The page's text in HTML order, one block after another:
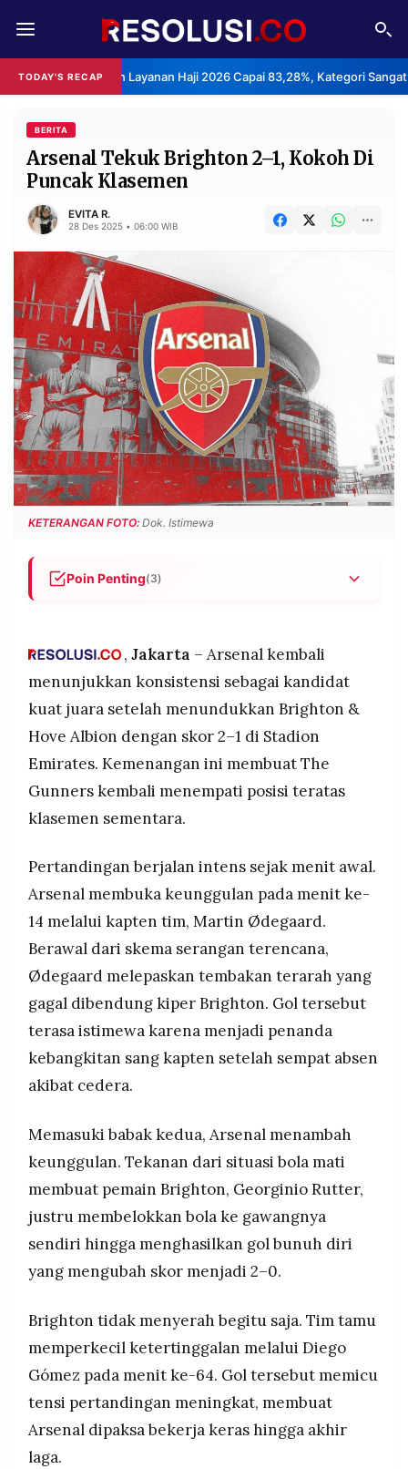
TODAY'S RECAPLayanan Haji 2026 Capai 83,28%, Kategori Sangat
REDAKSI TENTANG
RESOLUSI IKLAN
RUBRIKASI
EDITORIAL
DAERAH NASIONAL
MANCA SPORT
INFORMASI
PRIVACY
POLICY
BERITA
WARGA
INFORMASI
IKLAN
KIRIM
TULISAN
PENGADUAN TERM
OF
©
RESOLUSI
MEDIA
Resolusi.co
2026
PT.
RESOLUSI
MEDIA
BERITA
Arsenal Tekuk Brighton 2–1, Kokoh Di
Puncak Klasemen
EVITA R.
28 Des 2025 • 06:00 WIB
KETERANGAN FOTO: Dok. Istimewa
Poin Penting(3)
Gol dicetak Martin Ødegaard dan satu gol bunuh
diri pemain Brighton; Brighton balas lewat Diego
akhir laga yang memastikan tiga poin untuk
Arsenal.
, Jakarta – Arsenal kembali
menunjukkan konsistensi sebagai kandidat
kuat juara setelah menundukkan Brighton &
Hove Albion dengan skor 2–1 di Stadion
Emirates. Kemenangan ini membuat The
Gunners kembali menempati posisi teratas
klasemen sementara.
Pertandingan berjalan intens sejak menit awal.
Arsenal membuka keunggulan pada menit ke-
14 melalui kapten tim, Martin Ødegaard.
Berawal dari skema serangan terencana,
Ødegaard melepaskan tembakan terarah yang
gagal dibendung kiper Brighton. Gol tersebut
terasa istimewa karena menjadi penanda
kebangkitan sang kapten setelah sempat absen
akibat cedera.
Memasuki babak kedua, Arsenal menambah
keunggulan. Tekanan dari situasi bola mati
membuat pemain Brighton, Georginio Rutter,
justru membelokkan bola ke gawangnya
sendiri hingga menghasilkan gol bunuh diri
yang mengubah skor menjadi 2–0.
Brighton tidak menyerah begitu saja. Tim tamu
memperkecil ketertinggalan melalui Diego
Gómez pada menit ke-64. Gol tersebut memicu
tensi pertandingan meningkat, membuat
Arsenal dipaksa bekerja keras hingga akhir
laga.